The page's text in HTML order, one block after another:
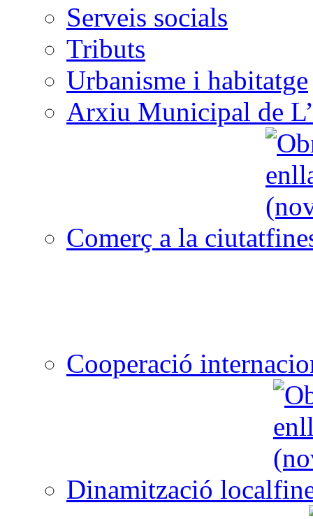
Serveis socials
Tributs
Urbanisme i habitatge
Arxiu Municipal de
Comerç a la ciutat
Cooperació
Dinamització local